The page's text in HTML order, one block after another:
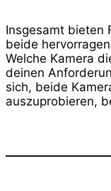
Insgesamt bieten
beide
Welche Kamera
deinen
sich, beide
auszuprobieren,